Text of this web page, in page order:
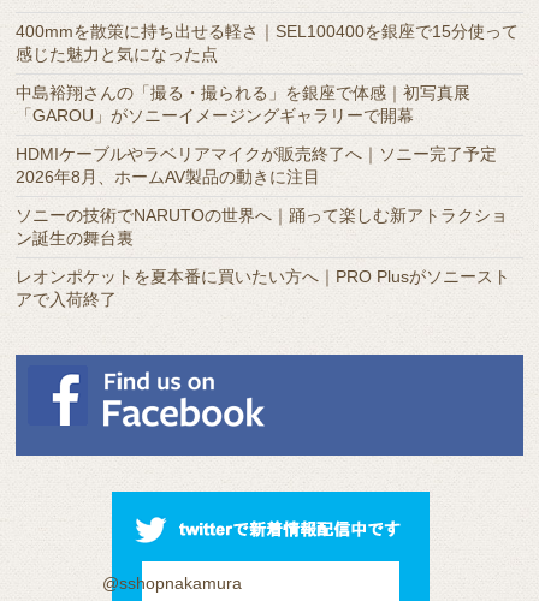
カ
イ
ブ
400mmを散策に持ち出せる軽さ｜SEL100400を銀座で15分使って
感じた魅力と気になった点
中島裕翔さんの「撮る・撮られる」を銀座で体感｜初写真展
「GAROU」がソニーイメージングギャラリーで開幕
HDMIケーブルやラベリアマイクが販売終了へ｜ソニー完了予定
2026年8月、ホームAV製品の動きに注目
ソニーの技術でNARUTOの世界へ｜踊って楽しむ新アトラクショ
ン誕生の舞台裏
レオンポケットを夏本番に買いたい方へ｜PRO Plusがソニースト
アで入荷終了
@sshopnakamura